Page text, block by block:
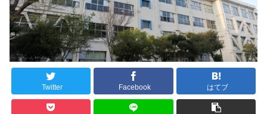
Twitter Facebook はてブ